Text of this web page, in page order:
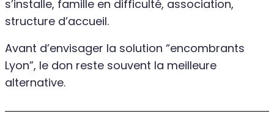
s’installe, famille en difficulté, association,
structure d’accueil.
Avant d’envisager la solution “encombrants
Lyon”, le don reste souvent la meilleure
alternative.